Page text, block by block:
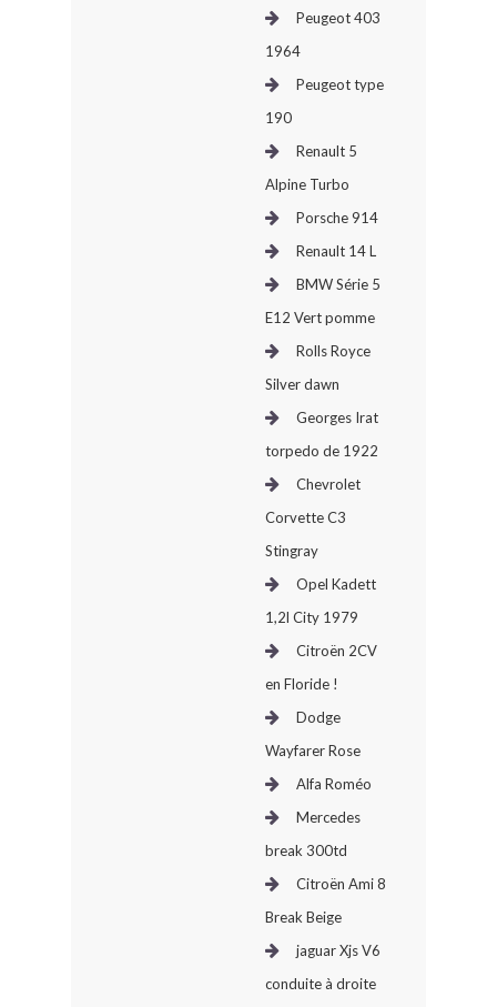
Peugeot 403
1964
Peugeot type
190
Renault 5
Alpine Turbo
Porsche 914
Renault 14 L
BMW Série 5
E12 Vert pomme
Rolls Royce
Silver dawn
Georges Irat
torpedo de 1922
Chevrolet
Corvette C3
Stingray
Opel Kadett
1,2l City 1979
Citroën 2CV
en Floride !
Dodge
Wayfarer Rose
Alfa Roméo
Mercedes
break 300td
Citroën Ami 8
Break Beige
jaguar Xjs V6
conduite à droite